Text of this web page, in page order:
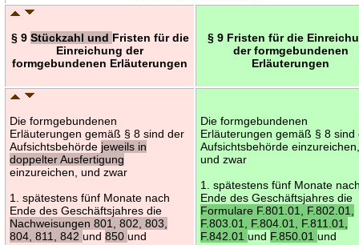
§ 9 Stückzahl und Fristen für die
Einreichung der
formgebundenen Erläuterungen
§ 9 Fristen für die
der formgebundenen
Erläuterungen
Die formgebundenen
Erläuterungen gemäß § 8 sind der
Aufsichtsbehörde jeweils in
doppelter Ausfertigung
einzureichen, und zwar
1. spätestens fünf Monate nach
Ende des Geschäftsjahres die
Nachweisungen 801, 802, 803,
804, 811, 842und850und
Die formgebundenen
Erläuterungen gemäß § 8 sind
Aufsichtsbehörde
und zwar
1. spätestens fünf Monate
Ende des Geschäftsjahres die
Formulare F.801.01, F.802.01,
F.803.01, F.804.01, F.811.01,
F.842.01und F.850.01und